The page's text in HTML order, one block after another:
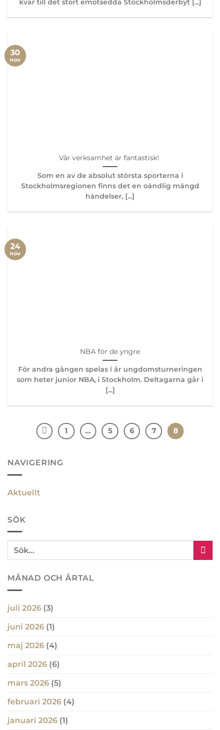
kvar till det stort emotsedda Stockholmsderbyt [...]
Vår verksamhet är fantastisk!
Som en av de absolut största sporterna i
Stockholmsregionen finns det en oändlig mängd
händelser, [...]
30
nov
NBA för de yngre
För andra gången spelas i år ungdomsturneringen
som heter junior NBA, i Stockholm. Deltagarna går i
[...]
24
nov
1 … 5 6 7 8
NAVIGERING
Aktuellt
SÖK
MÅNAD OCH ÅRTAL
juli 2026 (3)
juni 2026 (1)
maj 2026 (4)
april 2026 (6)
mars 2026 (5)
februari 2026 (4)
januari 2026 (1)